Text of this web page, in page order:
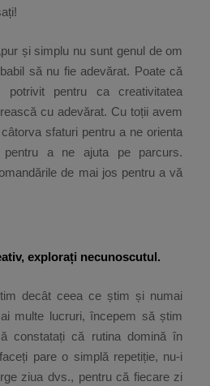
și simplu nu sunt genul de om
să nu fie adevărat. Poate că
pentru ca creativitatea
cu adevărat. Cu toții avem
sfaturi pentru a ne orienta
a ne ajuta pe parcurs.
de mai jos pentru a vă
explorați necunoscutul.
decât ceea ce știm și numai
multe lucruri, începem să știm
constatați că rutina domină în
pare o simplă repetiție, nu-i
ziua dvs., pentru că fiecare zi